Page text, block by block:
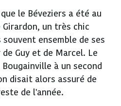
le Béveziers a été au
un très chic
ensemble de ses
Guy et de Marcel. Le
à un second
disait alors assuré de
de l'année.